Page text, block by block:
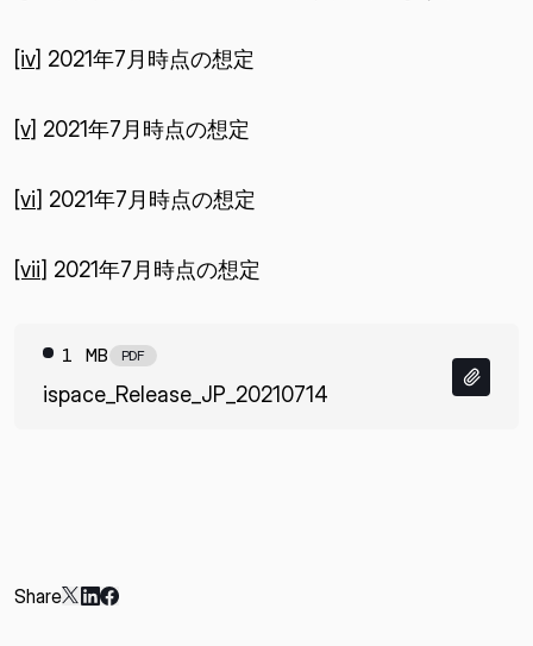
[iv] 2021年7月時点の想定
[v] 2021年7月時点の想定
[vi] 2021年7月時点の想定
[vii] 2021年7月時点の想定
1 MB PDF
ispace_Release_JP_20210714
Share